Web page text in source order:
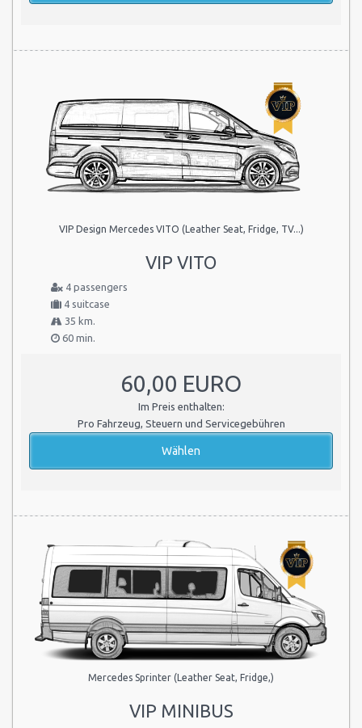
VIP Design Mercedes VITO (Leather Seat, Fridge, TV...)
VIP VITO
4 passengers
4 suitcase
35 km.
60 min.
60,00 EURO
Im Preis enthalten:
Pro Fahrzeug, Steuern und Servicegebühren
Mercedes Sprinter (Leather Seat, Fridge,)
VIP MINIBUS